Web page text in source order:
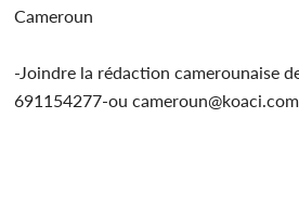
Cameroun
-Joindre la rédaction camerounaise
691154277-ou cameroun@koaci.com